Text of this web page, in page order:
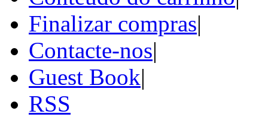
Finalizar compras|
Contacte-nos|
Guest Book|
RSS